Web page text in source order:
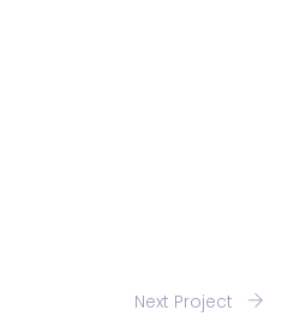
Next Project